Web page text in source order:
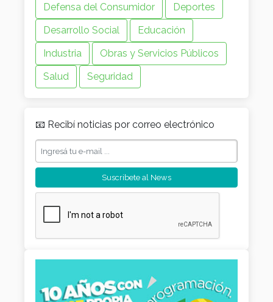
Defensa del Consumidor
Deportes
Desarrollo Social
Educación
Industria
Obras y Servicios Públicos
Salud
Seguridad
📧 Recibí noticias por correo electrónico